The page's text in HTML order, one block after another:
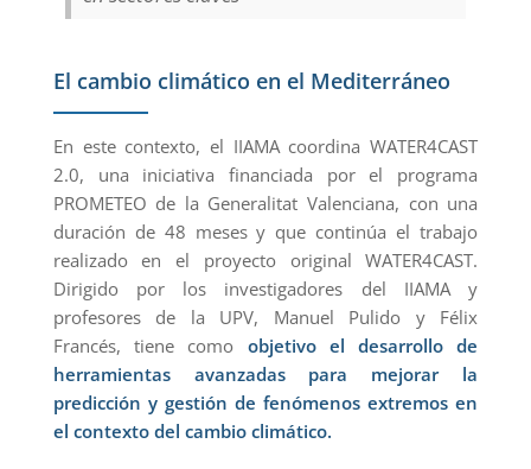
El cambio climático en el Mediterráneo
En este contexto, el IIAMA coordina WATER4CAST
2.0, una iniciativa financiada por el programa
PROMETEO de la Generalitat Valenciana, con una
duración de 48 meses y que continúa el trabajo
realizado en el proyecto original WATER4CAST.
Dirigido por los investigadores del IIAMA y
profesores de la UPV, Manuel Pulido y Félix
Francés, tiene como objetivo el desarrollo de
herramientas avanzadas para mejorar la
predicción y gestión de fenómenos extremos en
el contexto del cambio climático.